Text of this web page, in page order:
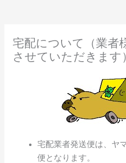
宅配について（業者
させていただきます）
宅配業者発送便は、ヤ
便となります。